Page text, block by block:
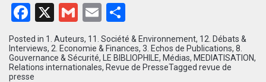
Facebook
X Gmail
Email
Posted in 1. Auteurs, 11. Société & Environnement, 12. Débats &
Interviews, 2. Economie & Finances, 3. Echos de Publications, 8.
Gouvernance & Sécurité, LE BIBLIOPHILE, Médias, MEDIATISATION,
Relations internationales, Revue de PresseTagged revue de
presse